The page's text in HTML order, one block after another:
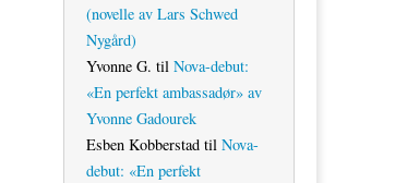
(novelle av Lars Schwed
Nygård)
Yvonne G. til Nova-debut:
«En perfekt ambassadør» av
Yvonne Gadourek
Esben Kobberstad til Nova-
debut: «En perfekt